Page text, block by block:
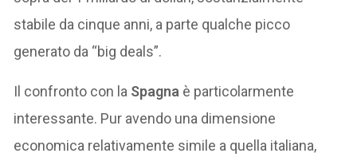
stabile da cinque anni, a parte qualche picco
generato da “big deals”.
Il confronto con la Spagna è particolarmente
interessante. Pur avendo una dimensione
economica relativamente simile a quella italiana,